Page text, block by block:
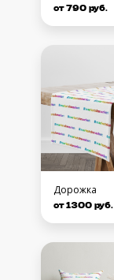
от 790 руб.
Дорожка
от 1300 руб.